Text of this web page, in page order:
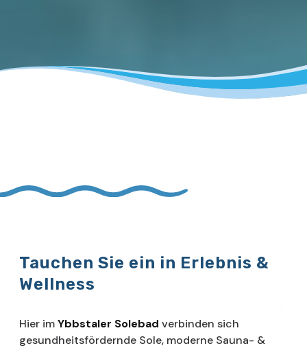
Tauchen Sie ein in Erlebnis &
Wellness
Hier imYbbstaler Solebad verbinden sich
gesundheitsfördernde Sole, moderne Sauna- &